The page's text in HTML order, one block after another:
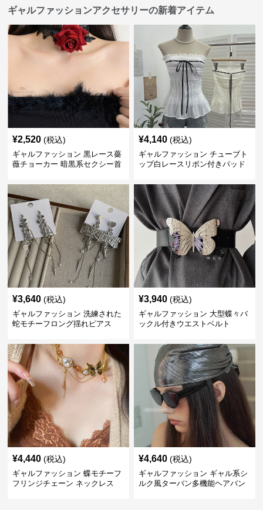
ギャルファッションアクセサリーの新着アイテム
¥2,520 (税込)
ギャルファッション 黒レース薔
薇チョーカー 暗黒系セクシー首
¥4,140 (税込)
ギャルファッション チューブト
ップ白レースリボン付きパッド
¥3,640 (税込)
ギャルファッション 洗練された
蛇モチーフロング揺れピアス
¥3,940 (税込)
ギャルファッション 大型蝶々バ
ックル付きウエストベルト
¥4,440 (税込)
ギャルファッション 蝶モチーフ
フリンジチェーン ネックレス
¥4,640 (税込)
ギャルファッション ギャル系シ
ルク風ターバン多機能ヘアバン